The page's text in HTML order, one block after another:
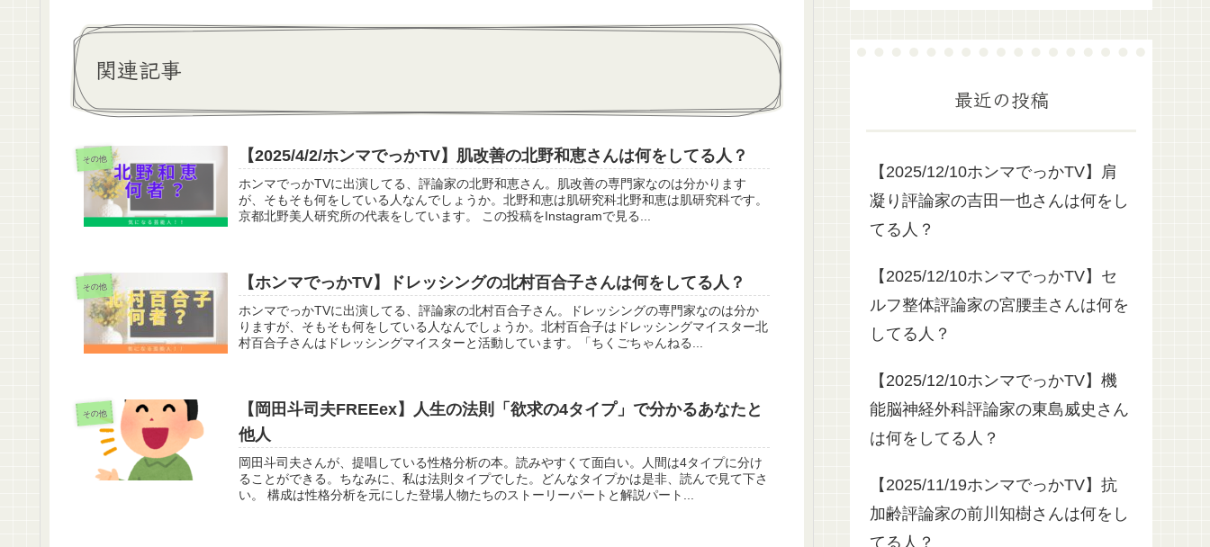
関連記事
その他 【2025/4/2/ホンマでっかTV】肌改善の北野和恵さんは何をしてる人？
ホンマでっかTVに出演してる、評論家の北野和恵さん。肌改善の専門家なのは分かります
が、そもそも何をしている人なんでしょうか。北野和恵は肌研究科北野和恵は肌研究科です。
京都北野美人研究所の代表をしています。 この投稿をInstagramで見る...
その他 【ホンマでっかTV】ドレッシングの北村百合子さんは何をしてる人？
ホンマでっかTVに出演してる、評論家の北村百合子さん。ドレッシングの専門家なのは分か
りますが、そもそも何をしている人なんでしょうか。北村百合子はドレッシングマイスター北
村百合子さんはドレッシングマイスターと活動しています。「ちくごちゃんねる...
その他
【岡田斗司夫FREEex】人生の法則「欲求の4タイプ」で分かるあなたと
他人
岡田斗司夫さんが、提唱している性格分析の本。読みやすくて面白い。人間は4タイプに分け
ることができる。ちなみに、私は法則タイプでした。どんなタイプかは是非、読んで見て下さ
い。 構成は性格分析を元にした登場人物たちのストーリーパートと解説パート...
最近の投稿
【2025/12/10ホンマでっかTV】肩
凝り評論家の吉田一也さんは何をし
てる人？
【2025/12/10ホンマでっかTV】セ
ルフ整体評論家の宮腰圭さんは何を
してる人？
【2025/12/10ホンマでっかTV】機
能脳神経外科評論家の東島威史さん
は何をしてる人？
【2025/11/19ホンマでっかTV】抗
加齢評論家の前川知樹さんは何をし
てる人？